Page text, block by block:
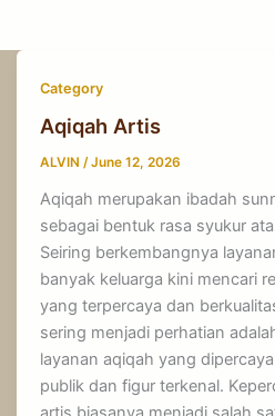
Category
Aqiqah Artis
ALVIN/June 12, 2026
Aqiqah merupakan ibadah
sebagai bentuk rasa syukur
Seiring berkembangnya
banyak keluarga kini mencari
yang terpercaya dan
sering menjadi perhatian
layanan aqiqah yang
publik dan figur terkenal.